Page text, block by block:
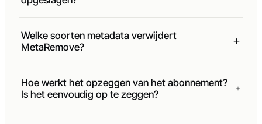
Is MetaRemove veilig? Worden mijn video's
opgeslagen?
MetaRemove?
Hoe werkt het opzeggen van het abonnement?
Is het eenvoudig op te zeggen?